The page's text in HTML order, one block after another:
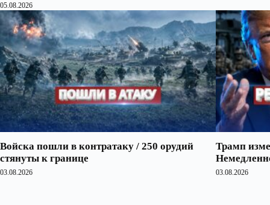
05.08.2026
Войска пошли в контратаку / 250 орудий
стянуты к границе
03.08.2026
Трамп
03.08.2026